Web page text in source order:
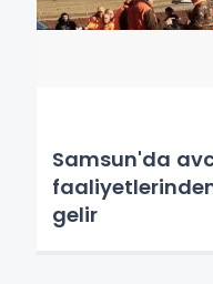
Samsun'da
gelir